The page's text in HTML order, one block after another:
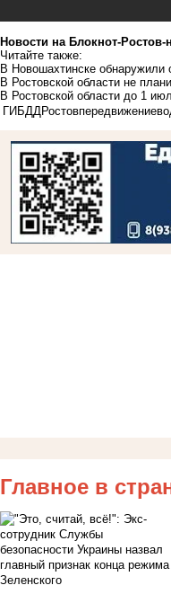
Новости на Блoкнoт-Ростов-
Читайте также:
В Новошахтинске обнаружили
В Ростовской области не
В Ростовской области до 1
ГИБДД Ростовпередвижение
Главное в